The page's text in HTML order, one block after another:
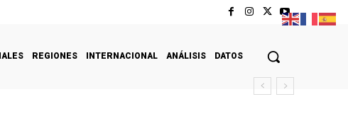
REGIONES INTERNACIONAL ANÁLISIS DATOS